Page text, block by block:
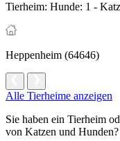
Tierheim: Hunde: 1 -
Heppenheim (64646)
Alle Tierheime anzeigen
Sie haben ein Tierheim
von Katzen und Hunden?